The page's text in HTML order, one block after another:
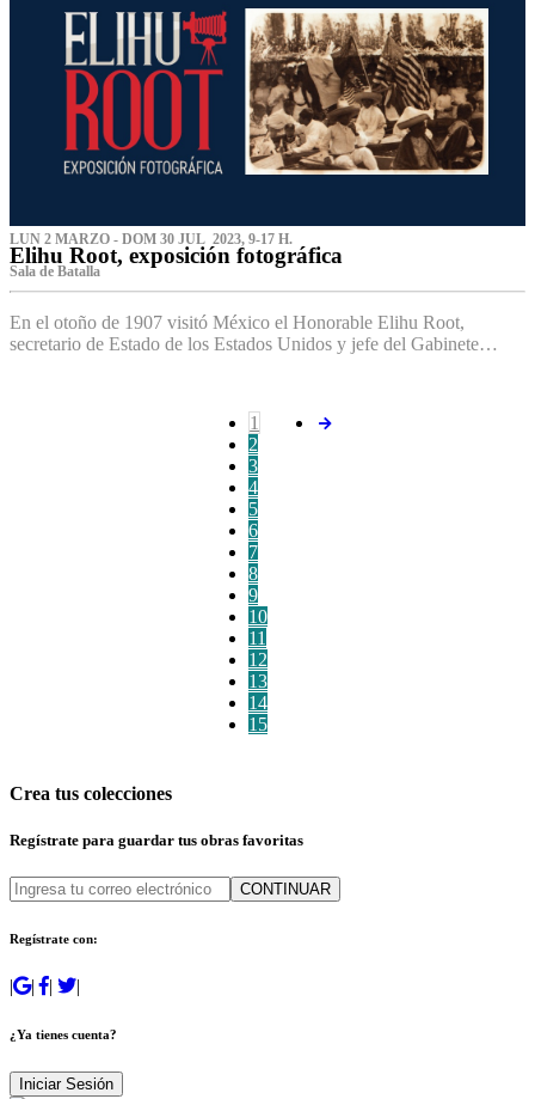
LUN 2 MARZO - DOM 30 JUL 2023, 9-17 H.
Elihu Root, exposición fotográfica
Sala de Batalla
En el otoño de 1907 visitó México el Honorable Elihu Root,
secretario de Estado de los Estados Unidos y jefe del Gabinete…
1
2
3
4
5
6
7
8
9
10
11
12
13
14
15
Crea tus colecciones
Regístrate para guardar tus obras favoritas
CONTINUAR
Regístrate con:
| | | |
¿Ya tienes cuenta?
Iniciar Sesión